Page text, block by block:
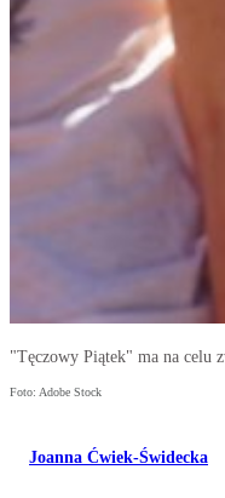
"Tęczowy Piątek" ma na celu
Foto: Adobe Stock
Joanna Ćwiek-Świdecka